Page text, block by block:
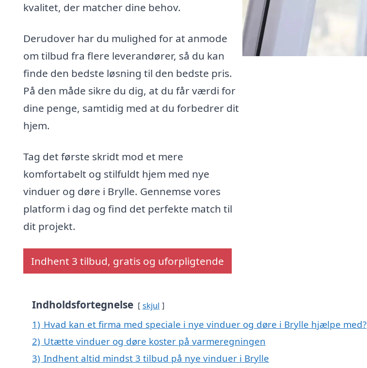
kvalitet, der matcher dine behov.
Derudover har du mulighed for at anmode
om tilbud fra flere leverandører, så du kan
finde den bedste løsning til den bedste pris.
På den måde sikre du dig, at du får værdi for
dine penge, samtidig med at du forbedrer dit
hjem.
Tag det første skridt mod et mere
komfortabelt og stilfuldt hjem med nye
vinduer og døre i Brylle. Gennemse vores
platform i dag og find det perfekte match til
dit projekt.
Indhent 3 tilbud, gratis og uforpligtende
Indholdsfortegnelse skjul
1) Hvad kan et firma med speciale i nye vinduer og døre i Brylle hjælpe med?
2) Utætte vinduer og døre koster på varmeregningen
3) Indhent altid mindst 3 tilbud på nye vinduer i Brylle